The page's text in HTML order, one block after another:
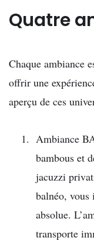
Quatre
Chaque ambiance
offrir une
aperçu de ces
Ambiance
bambous et
jacuzzi
balnéo, vous
absolue.
transporte